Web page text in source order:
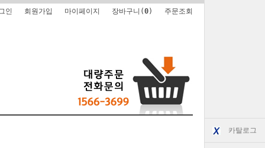
카탈로그
인 회원가입 마이페이지 장바구니(0) 주문조회